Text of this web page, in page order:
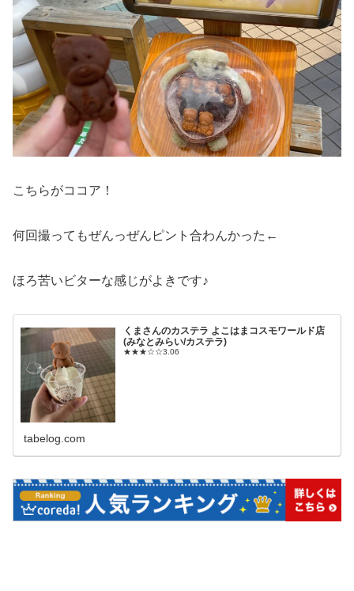
こちらがココア！
何回撮ってもぜんっぜんピント合わんかった←
ほろ苦いビターな感じがよきです♪
くまさんのカステラ よこはまコスモワールド店
(みなとみらい/カステラ)
★★★☆☆3.06
tabelog.com